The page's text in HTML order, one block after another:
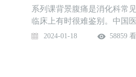
院消化内科上线时间2月1日
系列课背景腹痛是消化科常
临床上有时很难鉴别。中国
属医院消化科团队，策划了
2024-01-18 58859